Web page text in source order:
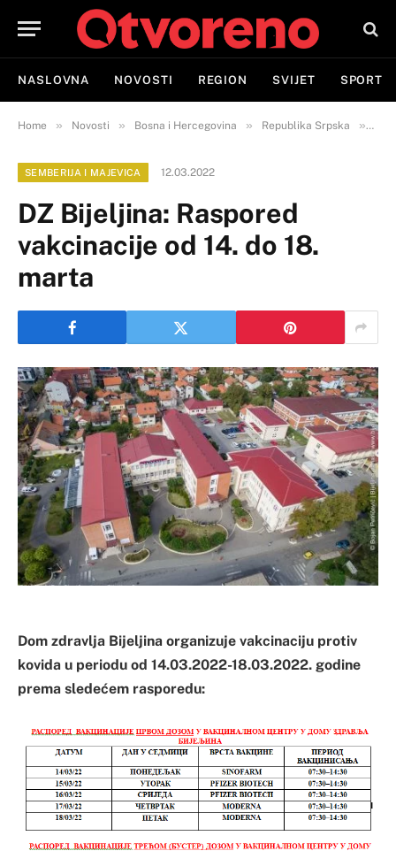
NASLOVNA NOVOSTI REGION SVIJET SPORT
Home » Novosti » Bosna i Hercegovina » Republika Srpska »
SEMBERIJA I MAJEVICA 12.03.2022
DZ Bijeljina: Raspored
vakcinacije od 14. do 18.
marta
Dom zdravlja Bijeljina organizuje vakcinaciju protiv
kovida u periodu od 14.03.2022-18.03.2022. godine
prema sledećem rasporedu: